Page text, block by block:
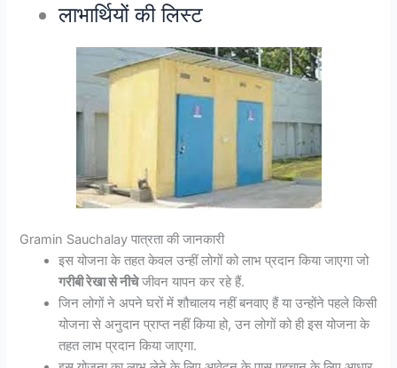
लाभार्थियों की लिस्ट
Gramin Sauchalay पात्रता की जानकारी
इस योजना के तहत केवल उन्हीं लोगों को लाभ प्रदान किया जाएगा जो
गरीबी रेखा से नीचेजीवन यापन कर रहे हैं.
जिन लोगों ने अपने घरों में शौचालय नहीं बनवाए हैं या उन्होंने पहले किसी
योजना से अनुदान प्राप्त नहीं किया हो, उन लोगों को ही इस योजना के
तहत लाभ प्रदान किया जाएगा.